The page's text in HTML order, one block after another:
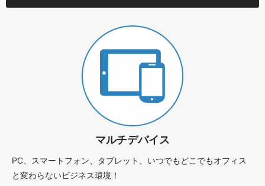
マルチデバイス
PC、スマートフォン、タブレット、いつでもどこでもオフィス
と変わらないビジネス環境！